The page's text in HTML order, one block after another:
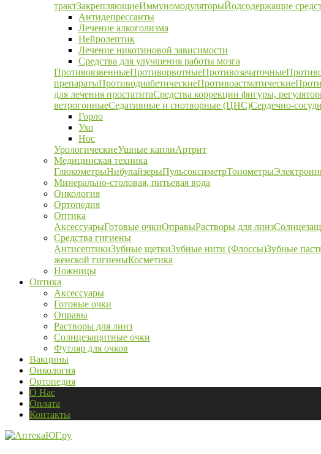
трактЗакрепляющиеИммуномодуляторыЙодсодержащие
Антидепрессанты
Лечение алкоголизма
Нейролептик
Лечение никотиновой зависимости
Средства для улучшения работы мозга
ПротивоязвенныеПротиворвотныеПротивозачаточные
препаратыПротиводиабетическиеПротивоастматические
для лечения простатитаСредства коррекции фигуры,
ветрогонныеСедативные и снотворные (ЦНС)Сердечно-
Горло
Ухо
Нос
УрологическиеУшные каплиАртрит
Медицинская техника
ГлюкометрыНибулайзерыПульсоксиметрТонометры
Минерально-столовая, питьевая вода
Онкология
Ортопедия
Оптика
АксессуарыГотовые очкиОправыРастворы для линз
Средства гигиены
АнтисептикиЗубные щеткиЗубные нити (Флоссы)Зубные
женской гигиеныКосметика
Ножницы
Оптика
Аксессуары
Готовые очки
Оправы
Растворы для линз
Солнцезащитные очки
Футляр для очков
Вакцины
Онкология
Ортопедия
О Нас
Оплата
Контакты